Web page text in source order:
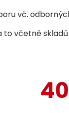
vč.
to včetně